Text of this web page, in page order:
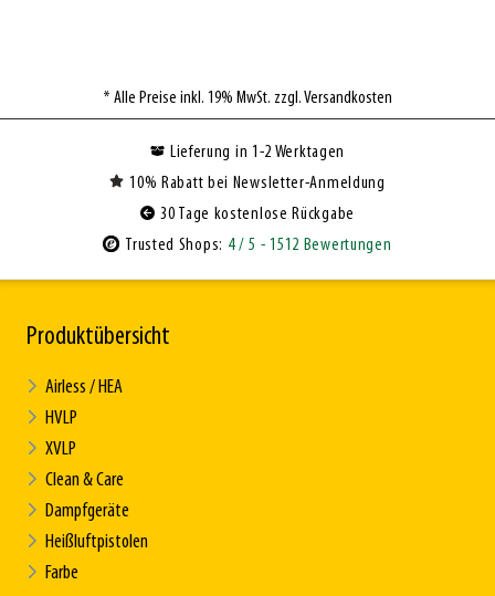
* Alle Preise inkl. 19% MwSt. zzgl. Versandkosten
Lieferung in 1-2 Werktagen
10% Rabatt bei Newsletter-Anmeldung
30 Tage kostenlose Rückgabe
Trusted Shops: 4/ 5 - 1512 Bewertungen
Produktübersicht
Airless / HEA
HVLP
XVLP
Clean & Care
Dampfgeräte
Heißluftpistolen
Farbe